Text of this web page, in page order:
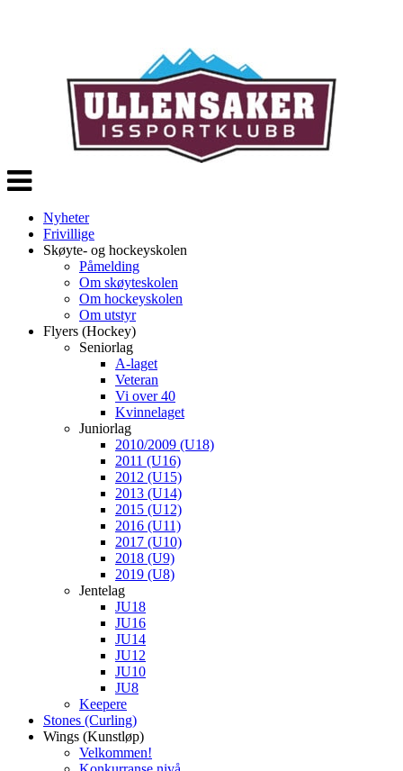
Veksle
navigasjon
Nyheter
Frivillige
Skøyte- og hockeyskolen
Påmelding
Om skøyteskolen
Om hockeyskolen
Om utstyr
Flyers (Hockey)
Seniorlag
A-laget
Veteran
Vi over 40
Kvinnelaget
Juniorlag
2010/2009 (U18)
2011 (U16)
2012 (U15)
2013 (U14)
2015 (U12)
2016 (U11)
2017 (U10)
2018 (U9)
2019 (U8)
Jentelag
JU18
JU16
JU14
JU12
JU10
JU8
Keepere
Stones (Curling)
Wings (Kunstløp)
Velkommen!